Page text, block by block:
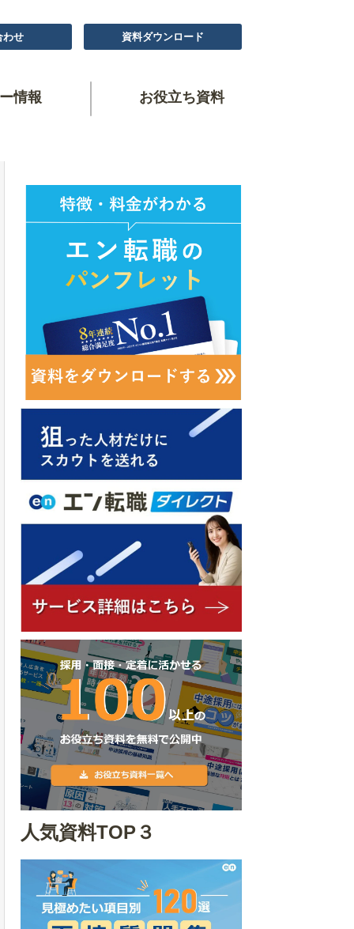
わせ 資料ダウンロード
情報 お役立ち資料
人気資料TOP３